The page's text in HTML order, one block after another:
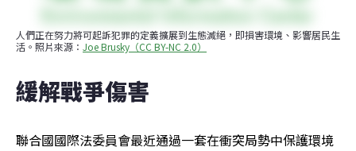
人們正在努力將可起訴犯罪的定義擴展到生態滅絕，即損害環境、影響居民生
活。照片來源： Joe Brusky（CC BY-NC 2.0）
緩解戰爭傷害
聯合國國際法委員會最近通過一套在衝突局勢中保護環境